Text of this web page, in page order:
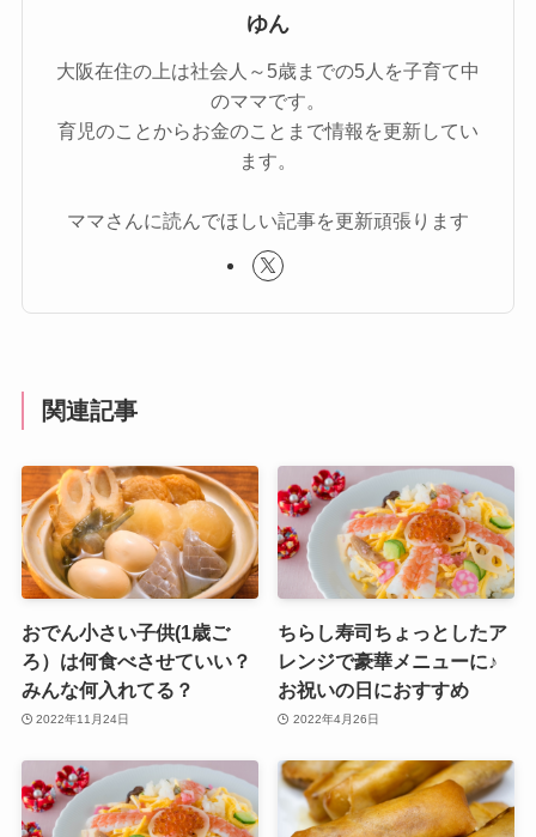
ゆん
大阪在住の上は社会人～5歳までの5人を子育て中
のママです。
育児のことからお金のことまで情報を更新してい
ます。
ママさんに読んでほしい記事を更新頑張ります
関連記事
おでん小さい子供(1歳ご
ろ）は何食べさせていい？
みんな何入れてる？
2022年11月24日
ちらし寿司ちょっとしたア
レンジで豪華メニューに♪
お祝いの日におすすめ
2022年4月26日